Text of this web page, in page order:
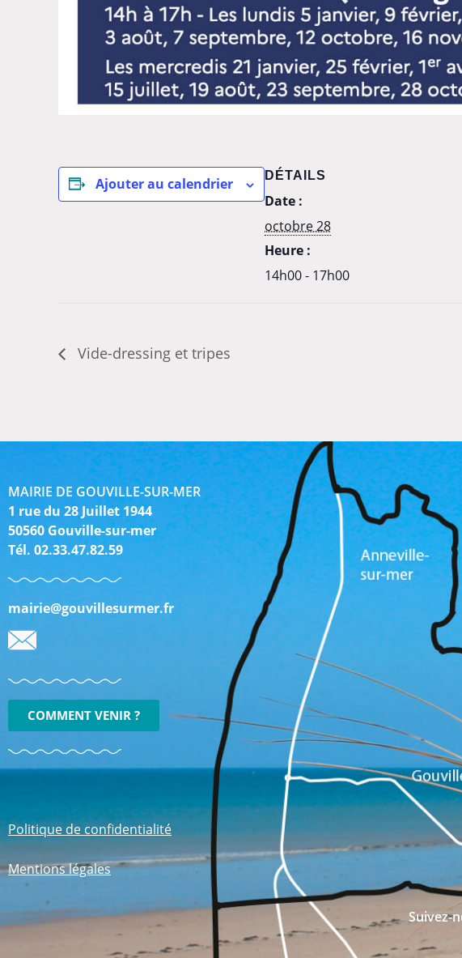
Ajouter au calendrier DÉTAILS
Date :
octobre 28
Heure :
14h00 - 17h00
Vide-dressing et tripes
MAIRIE DE GOUVILLE-SUR-MER
1 rue du 28 Juillet 1944
50560 Gouville-sur-mer
Tél. 02.33.47.82.59
mairie@gouvillesurmer.fr
COMMENT VENIR ?
Politique de confidentialité
Mentions légales
Suivez-